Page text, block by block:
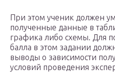
При этом ученик должен
полученные данные в
графика либо схемы. Для
балла в этом задании
выводы о зависимости
условий проведения